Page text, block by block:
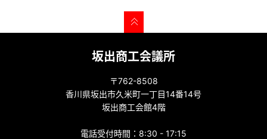
坂出商工会議所
〒762-8508
香川県坂出市久米町一丁目14番14号
坂出商工会館4階
電話受付時間：8:30 - 17:15